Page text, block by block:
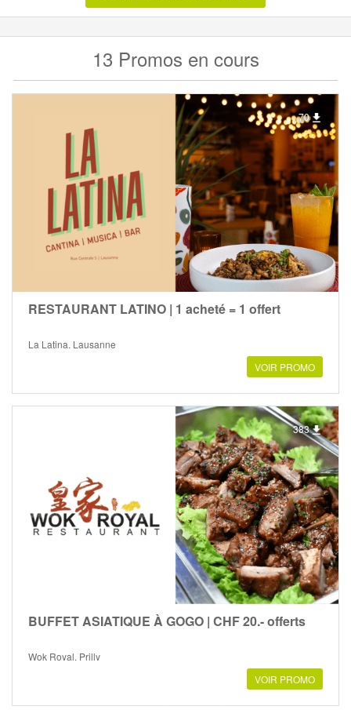
13 Promos en cours
70
RESTAURANT LATINO | 1 acheté = 1 offert
La Latina, Lausanne
VOIR PROMO
383
BUFFET ASIATIQUE À GOGO | CHF 20.- offerts
Wok Royal, Prilly
VOIR PROMO